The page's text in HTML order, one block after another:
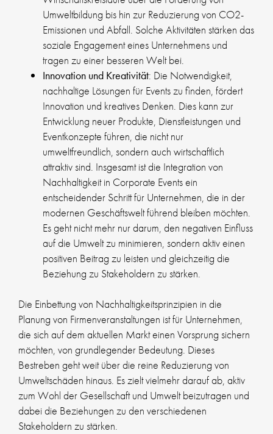
Umweltbildung bis hin zur Reduzierung von CO2-
Emissionen und Abfall. Solche Aktivitäten stärken das
soziale Engagement eines Unternehmens und
tragen zu einer besseren Welt bei.
Innovation und Kreativität: Die Notwendigkeit,
nachhaltige Lösungen für Events zu finden, fördert
Innovation und kreatives Denken. Dies kann zur
Entwicklung neuer Produkte, Dienstleistungen und
Eventkonzepte führen, die nicht nur
umweltfreundlich, sondern auch wirtschaftlich
attraktiv sind. Insgesamt ist die Integration von
Nachhaltigkeit in Corporate Events ein
entscheidender Schritt für Unternehmen, die in der
modernen Geschäftswelt führend bleiben möchten.
Es geht nicht mehr nur darum, den negativen Einfluss
auf die Umwelt zu minimieren, sondern aktiv einen
positiven Beitrag zu leisten und gleichzeitig die
Beziehung zu Stakeholdern zu stärken.
Die Einbettung von Nachhaltigkeitsprinzipien in die
Planung von Firmenveranstaltungen ist für Unternehmen,
die sich auf dem aktuellen Markt einen Vorsprung sichern
möchten, von grundlegender Bedeutung. Dieses
Bestreben geht weit über die reine Reduzierung von
Umweltschäden hinaus. Es zielt vielmehr darauf ab, aktiv
zum Wohl der Gesellschaft und Umwelt beizutragen und
dabei die Beziehungen zu den verschiedenen
Stakeholdern zu stärken.